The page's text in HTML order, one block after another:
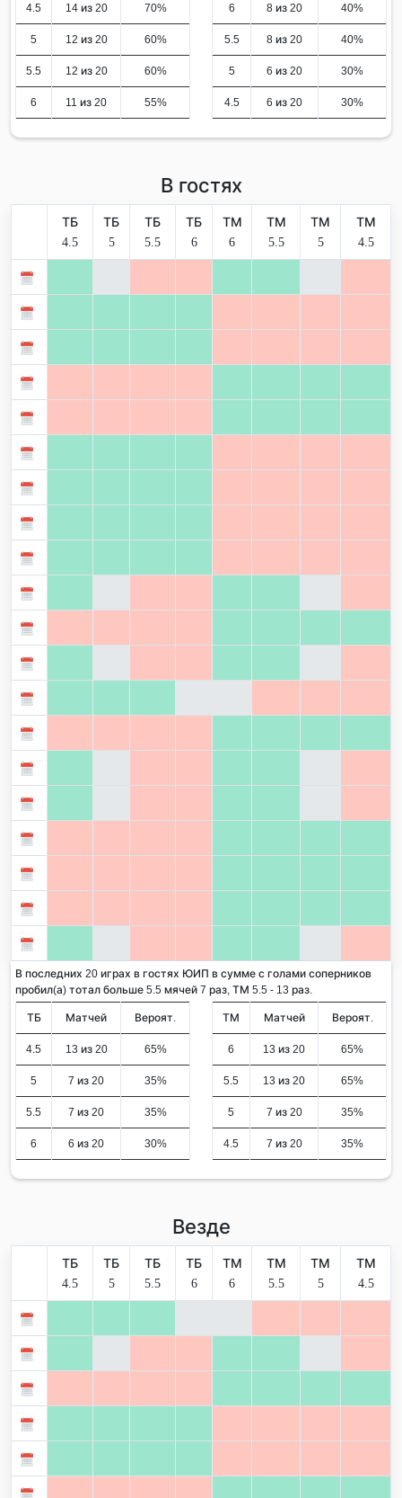
4.5 14 из 20 70%
5 12 из 20 60%
5.5 12 из 20 60%
6 11 из 20 55%
6 8 из 20 40%
5.5 8 из 20 40%
5 6 из 20 30%
4.5 6 из 20 30%
В гостях
ТБ
4.5
ТБ
5
ТБ
5.5
ТБ
6
ТМ
6
ТМ
5.5
ТМ
5
ТМ
4.5
В последних 20 играх в гостях ЮИП в сумме с голами соперников
пробил(а) тотал больше 5.5 мячей 7 раз, ТМ 5.5 - 13 раз.
ТБ Матчей Вероят.
4.5 13 из 20 65%
5 7 из 20 35%
5.5 7 из 20 35%
6 6 из 20 30%
ТМ Матчей Вероят.
6 13 из 20 65%
5.5 13 из 20 65%
5 7 из 20 35%
4.5 7 из 20 35%
Везде
ТБ
4.5
ТБ
5
ТБ
5.5
ТБ
6
ТМ
6
ТМ
5.5
ТМ
5
ТМ
4.5